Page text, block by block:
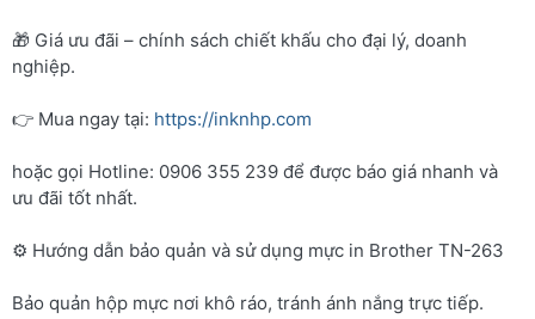
🎁 Giá ưu đãi – chính sách chiết khấu cho đại lý, doanh
nghiệp.
👉 Mua ngay tại: https://inknhp.com
hoặc gọi Hotline: 0906 355 239 để được báo giá nhanh và
ưu đãi tốt nhất.
⚙️ Hướng dẫn bảo quản và sử dụng mực in Brother TN-263
Bảo quản hộp mực nơi khô ráo, tránh ánh nắng trực tiếp.